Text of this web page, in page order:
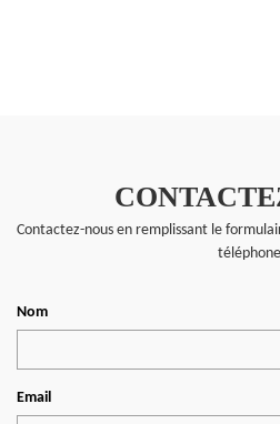
Contactez-nous en remplissant le
téléphone
Nom
Email